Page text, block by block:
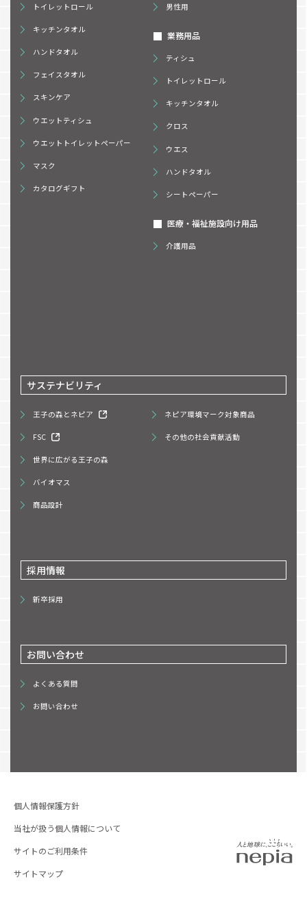
トイレットロール
キッチンタオル
ハンドタオル
フェイスタオル
スキンケア
ウエットティシュ
ウエットトイレットペーパー
マスク
カタログギフト
男性用
業務用品
ティシュ
トイレットロール
キッチンタオル
クロス
ウエス
ハンドタオル
シートペーパー
医療・福祉施設向け用品
介護用品
サステナビリティ
王子の森とネピア
FSC
世界に広がる王子の森
バイオマス
商品設計
ネピア環境マーク対象商品
その他の社会貢献活動
採用情報
新卒採用
お問い合わせ
よくある質問
お問い合わせ
個人情報保護方針
当社が扱う個人情報について
サイトのご利用条件
サイトマップ